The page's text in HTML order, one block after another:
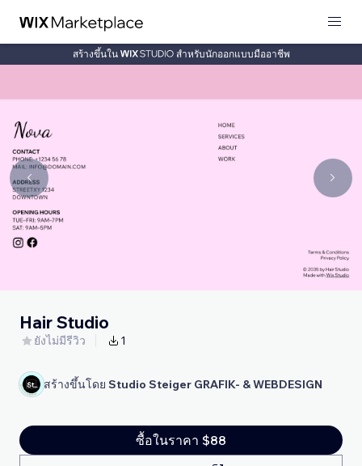
สร้างขึ้นใน สำหรับนักออกแบบมืออาชีพ
Hair Studio
ยังไม่มีรีวิว 1
สร้างขึ้นโดย Studio Steiger GRAFIK- & WEBDESIGN
ซื้อในราคา $88